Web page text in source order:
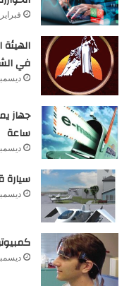
فبراير 24, 2026
في
ديسمبر 10,
ساعة
ديسمبر 10,
سيارة
ديسمبر 10,
ديسمبر 10,